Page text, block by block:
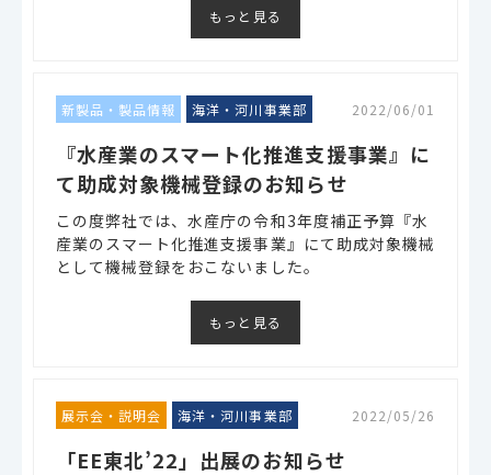
もっと見る
新製品・製品情報 海洋・河川事業部 2022/06/01
『水産業のスマート化推進支援事業』に
て助成対象機械登録のお知らせ
この度弊社では、水産庁の令和3年度補正予算『水
産業のスマート化推進支援事業』にて助成対象機械
として機械登録をおこないました。
もっと見る
展示会・説明会 海洋・河川事業部 2022/05/26
「EE東北’22」出展のお知らせ